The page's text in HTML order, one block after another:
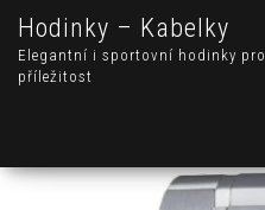
Hodinky – Kabelky
Elegantní i sportovní hodinky
příležitost